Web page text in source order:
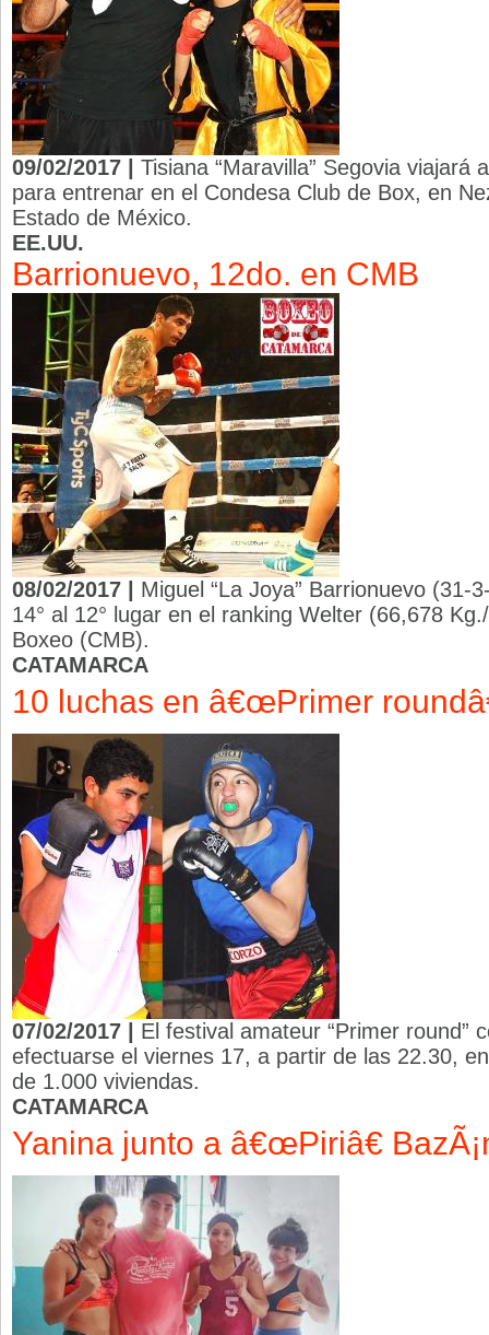
09/02/2017 | Tisiana “Maravilla” Segovia
para entrenar en el Condesa Club de Box, en
Estado de México.
EE.UU.
Barrionuevo, 12do. en CMB
08/02/2017 | Miguel “La Joya” Barrionuevo (31-
14° al 12° lugar en el ranking Welter (66,678
Boxeo (CMB).
CATAMARCA
10 luchas en â€œPrimer
07/02/2017 | El festival amateur “Primer round”
efectuarse el viernes 17, a partir de las 22.30,
de 1.000 viviendas.
CATAMARCA
Yanina junto a â€œPiriâ€